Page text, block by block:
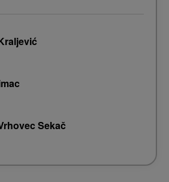
odabrati najprikladnijeg
Sekač